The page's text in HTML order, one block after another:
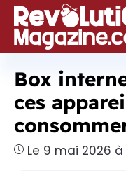
Aller
au
contenu
Box
ces
Le 9 mai 2026 à